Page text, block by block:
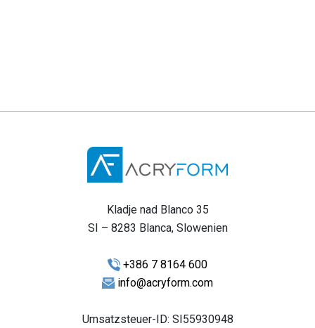
Kladje nad Blanco 35
SI – 8283 Blanca, Slowenien
+386 7 8164 600
info@acryform.com
Umsatzsteuer-ID: SI55930948